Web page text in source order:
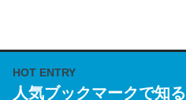
https://
/064121
HOT ENTRY
人気ブックマークで知る